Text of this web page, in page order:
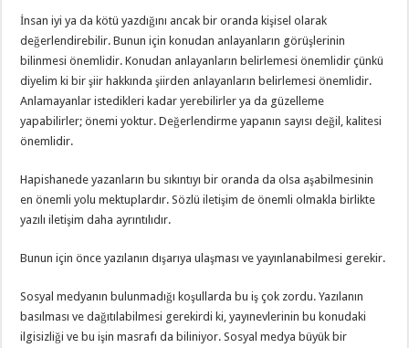
İnsan iyi ya da kötü yazdığını ancak bir oranda kişisel olarak
değerlendirebilir. Bunun için konudan anlayanların görüşlerinin
bilinmesi önemlidir. Konudan anlayanların belirlemesi önemlidir çünkü
diyelim ki bir şiir hakkında şiirden anlayanların belirlemesi önemlidir.
Anlamayanlar istedikleri kadar yerebilirler ya da güzelleme
yapabilirler; önemi yoktur. Değerlendirme yapanın sayısı değil, kalitesi
önemlidir.
Hapishanede yazanların bu sıkıntıyı bir oranda da olsa aşabilmesinin
en önemli yolu mektuplardır. Sözlü iletişim de önemli olmakla birlikte
yazılı iletişim daha ayrıntılıdır.
Bunun için önce yazılanın dışarıya ulaşması ve yayınlanabilmesi gerekir.
Sosyal medyanın bulunmadığı koşullarda bu iş çok zordu. Yazılanın
basılması ve dağıtılabilmesi gerekirdi ki, yayınevlerinin bu konudaki
ilgisizliği ve bu işin masrafı da biliniyor. Sosyal medya büyük bir